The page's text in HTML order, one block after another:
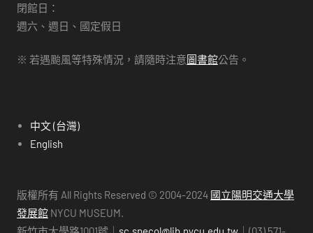
閉館日：
週六、週日、國定假日
※ 若遇颱風等特殊情況，請隨時注意 圖書館公告。
中文 (台灣)
English
版權所有 All Rights Reserved © 2004-2024 國立陽明交通大學
發展館 NYCU MUSEUM.